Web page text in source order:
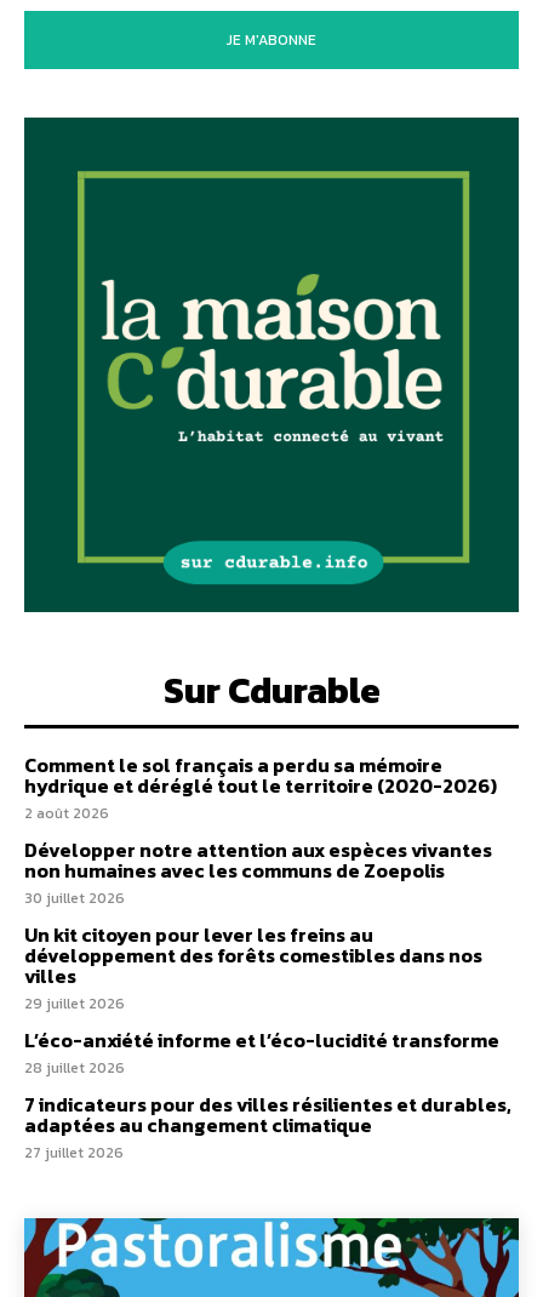
JE M'ABONNE
Sur Cdurable
Comment le sol français a perdu sa mémoire
hydrique et déréglé tout le territoire (2020-2026)
2 août 2026
Développer notre attention aux espèces vivantes
non humaines avec les communs de Zoepolis
30 juillet 2026
Un kit citoyen pour lever les freins au
développement des forêts comestibles dans nos
villes
29 juillet 2026
L’éco-anxiété informe et l’éco-lucidité transforme
28 juillet 2026
7 indicateurs pour des villes résilientes et durables,
adaptées au changement climatique
27 juillet 2026